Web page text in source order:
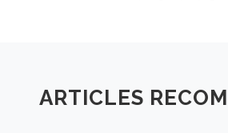
ARTICLES